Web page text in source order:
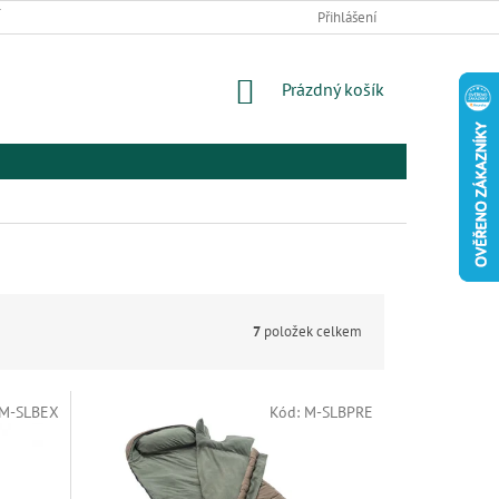
PODMÍNKY OCHRANY OSOBNÍCH ÚDAJŮ
Přihlášení
NÁKUPNÍ
Prázdný košík
7 položek celkem
SLBEX Kód: M-SLBPRE